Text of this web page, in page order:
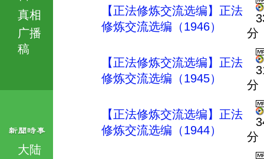
真相
广播
稿
大陆
【正法修炼交流选编】正法
修炼交流选编（1946）
分
【正法修炼交流选编】正法
修炼交流选编（1945）
分
【正法修炼交流选编】正法
修炼交流选编（1944）
分